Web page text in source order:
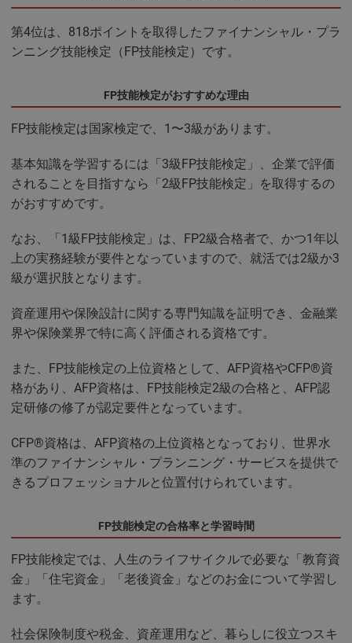
第4位は、818ポイントを取得したファイナンシャル・プラ
ンニング技能検定（FP技能検定）です。
FP技能検定がおすすめな理由
FP技能検定は国家検定で、1〜3級があります。
基本知識を学習するには「3級FP技能検定」、企業で評価
されることを目指すなら「2級FP技能検定」を取得するの
がおすすめです。
なお、「1級FP技能検定」は、FP2級合格者で、かつ1年以
上の実務経験が要件となっていますので、就活では2級か3
級が選択肢となります。
資産運用や保険設計に関する専門知識を証明でき、金融業
界や保険業界で特に高く評価される資格です。
また、FP技能検定の上位資格として、AFP資格やCFP®資
格があり、AFP資格は、FP技能検定2級の合格と、AFP認
定研修の修了が認定要件となっています。
CFP®資格は、AFP資格の上位資格となっており、世界水
準のファイナンシャル・プランニング・サービスを提供で
きるプロフェッショナルと位置付けられています。
FP技能検定の合格率と学習時間
FP技能検定では、人生のライフサイクルで必要な「教育資
金」「住宅資金」「老後資金」などのお金について学習し
ます。
社会保険制度や税金、資産運用など、暮らしに役立つスキ